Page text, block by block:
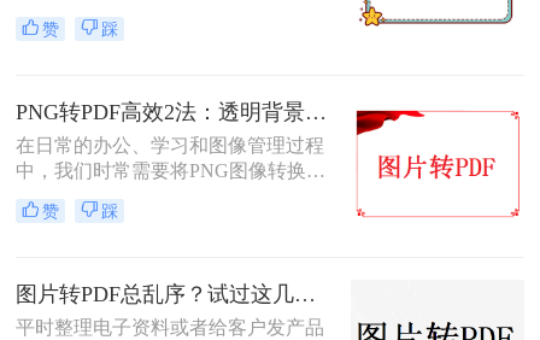
分享、存储还是打印。那么图片转为
pdf怎么弄呢？本文将介绍几种常用的
赞 踩
PNG转PDF高效2法：透明背景保留和文件压缩设置！
在日常的办公、学习和图像管理过程
中，我们时常需要将PNG图像转换为
PDF文件。PDF文件格式因其良好的
兼容性、稳定性和在不同设备上显示
片转PDF的方法。
赞 踩
图片转PDF总乱序？试过这几个方法后顺手多了
平时整理电子资料或者给客户发产品